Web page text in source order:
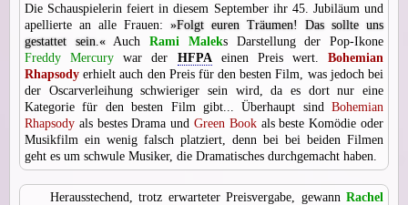
Die Schauspielerin feiert in diesem September ihr 45. Jubiläum und
apellierte an alle Frauen: »Folgt euren Träumen! Das sollte uns
gestattet sein.«AuchRami Maleks Darstellung der Pop-Ikone
Freddy Mercury war der HFPA einen Preis wert. Bohemian
Rhapsody erhielt auch den Preis für den besten Film, was jedoch bei
der Oscarverleihung schwieriger sein wird, da es dort nur eine
Kategorie für den besten Film gibt... Überhaupt sind Bohemian
Rhapsody als bestes Drama und Green Bookals beste Komödie oder
Musikfilm ein wenig falsch platziert, denn bei bei beiden Filmen
geht es um schwule Musiker, die Dramatisches durchgemacht haben.
Herausstechend, trotz erwarteter Preisvergabe, gewann Rachel